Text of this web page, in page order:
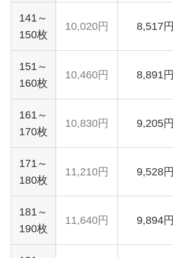
141～
150枚
10,020円 8,517円
151～
160枚
10,460円 8,891円
161～
170枚
10,830円 9,205円
171～
180枚
11,210円 9,528円
181～
190枚
11,640円 9,894円